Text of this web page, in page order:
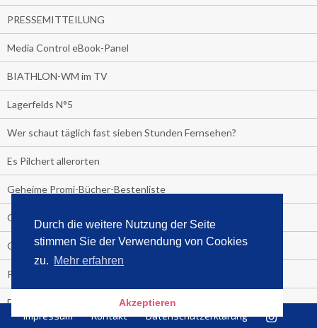
Durch die weitere Nutzung der Seite
stimmen Sie der Verwendung von Cookies
zu. Mehr erfahren
Akzeptieren
PRESSEMITTEILUNG
Media Control eBook-Panel
BIATHLON-WM im TV
Lagerfelds N°5
Wer schaut täglich fast sieben Stunden Fernsehen?
Es Pilchert allerorten
Geheime Promi-Bücher-Bestenliste
Gratis-E-Book-Aktionen
Gefahr fürs Dschungelcamp!
PRESSEMITTEILUNG
Deutschland im Handball-Fieber
Impressum Kontakt Datenschutzerklärung